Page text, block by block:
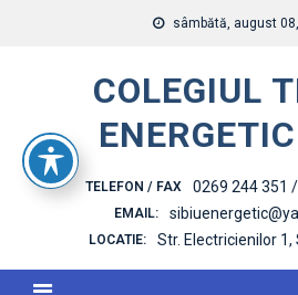
sâmbătă, august
COLEGIUL
TELEFON / FAX 0269 244 351
EMAIL:
LOCATIE: Str. Electricienilor 1,